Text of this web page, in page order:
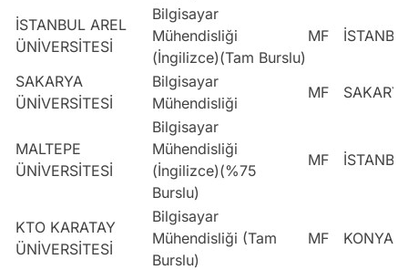
İSTANBUL AREL
ÜNİVERSİTESİ
Bilgisayar
Mühendisliği
(İngilizce)(Tam Burslu)
MF
SAKARYA
ÜNİVERSİTESİ
Bilgisayar
Mühendisliği
MF
MALTEPE
ÜNİVERSİTESİ
Bilgisayar
Mühendisliği
(İngilizce)(%75
Burslu)
MF
KTO KARATAY
ÜNİVERSİTESİ
Bilgisayar
Mühendisliği (Tam
Burslu)
MF KONYA